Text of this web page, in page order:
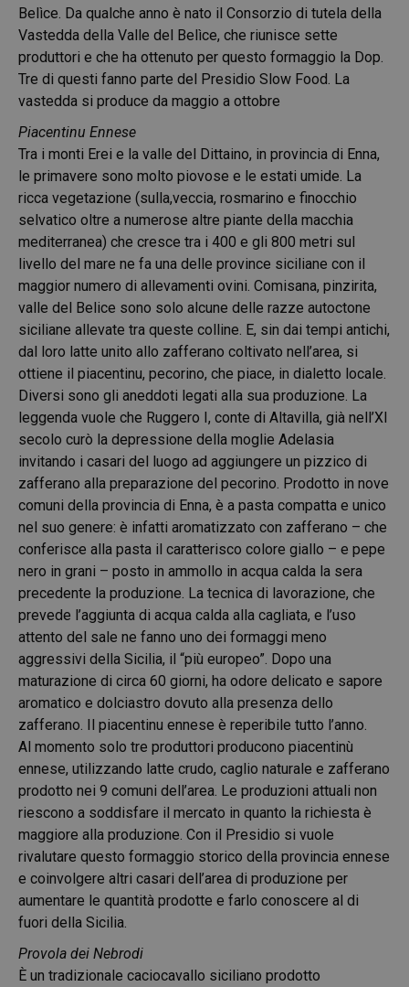
Belìce. Da qualche anno è nato il Consorzio di tutela della
Vastedda della Valle del Belìce, che riunisce sette
produttori e che ha ottenuto per questo formaggio la Dop.
Tre di questi fanno parte del Presidio Slow Food. La
vastedda si produce da maggio a ottobre
Piacentinu Ennese
Tra i monti Erei e la valle del Dittaino, in provincia di Enna,
le primavere sono molto piovose e le estati umide. La
ricca vegetazione (sulla,veccia, rosmarino e finocchio
selvatico oltre a numerose altre piante della macchia
mediterranea) che cresce tra i 400 e gli 800 metri sul
livello del mare ne fa una delle province siciliane con il
maggior numero di allevamenti ovini. Comisana, pinzirita,
valle del Belice sono solo alcune delle razze autoctone
siciliane allevate tra queste colline. E, sin dai tempi antichi,
dal loro latte unito allo zafferano coltivato nell’area, si
ottiene il piacentinu, pecorino, che piace, in dialetto locale.
Diversi sono gli aneddoti legati alla sua produzione. La
leggenda vuole che Ruggero I, conte di Altavilla, già nell’XI
secolo curò la depressione della moglie Adelasia
invitando i casari del luogo ad aggiungere un pizzico di
zafferano alla preparazione del pecorino. Prodotto in nove
comuni della provincia di Enna, è a pasta compatta e unico
nel suo genere: è infatti aromatizzato con zafferano – che
conferisce alla pasta il caratterisco colore giallo – e pepe
nero in grani – posto in ammollo in acqua calda la sera
precedente la produzione. La tecnica di lavorazione, che
prevede l’aggiunta di acqua calda alla cagliata, e l’uso
attento del sale ne fanno uno dei formaggi meno
aggressivi della Sicilia, il “più europeo”. Dopo una
maturazione di circa 60 giorni, ha odore delicato e sapore
aromatico e dolciastro dovuto alla presenza dello
zafferano. Il piacentinu ennese è reperibile tutto l’anno.
Al momento solo tre produttori producono piacentinù
ennese, utilizzando latte crudo, caglio naturale e zafferano
prodotto nei 9 comuni dell’area. Le produzioni attuali non
riescono a soddisfare il mercato in quanto la richiesta è
maggiore alla produzione. Con il Presidio si vuole
rivalutare questo formaggio storico della provincia ennese
e coinvolgere altri casari dell’area di produzione per
aumentare le quantità prodotte e farlo conoscere al di
fuori della Sicilia.
Provola dei Nebrodi
È un tradizionale caciocavallo siciliano prodotto